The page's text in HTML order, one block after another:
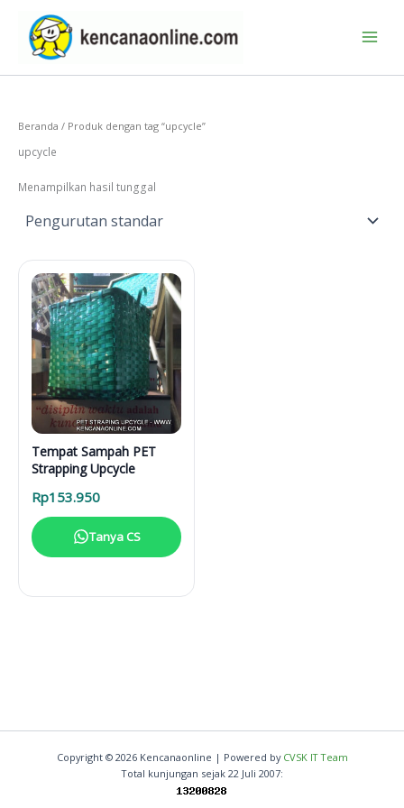
konten
Beranda / Produk dengan tag “upcycle”
upcycle
Menampilkan hasil tunggal
Tempat Sampah PET
Strapping Upcycle
Rp153.950
Tanya CS
Copyright © 2026 Kencanaonline | Powered by CVSK IT Team
Total kunjungan sejak 22 Juli 2007: